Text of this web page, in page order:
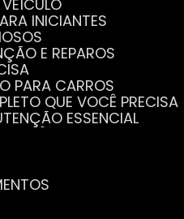
INICIANTES
E REPAROS
PARA CARROS
QUE VOCÊ PRECISA
ESSENCIAL
PRECISA SABER
DO SEU CARRO
SABER
SEU CARRO